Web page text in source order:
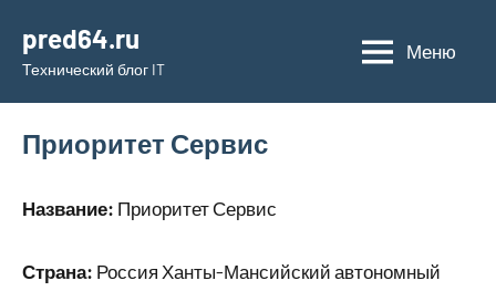
содержимому
pred64.ru
Технический блог IT
Меню
Приоритет Сервис
Название: Приоритет Сервис
Страна: Россия Ханты-Мансийский автономный